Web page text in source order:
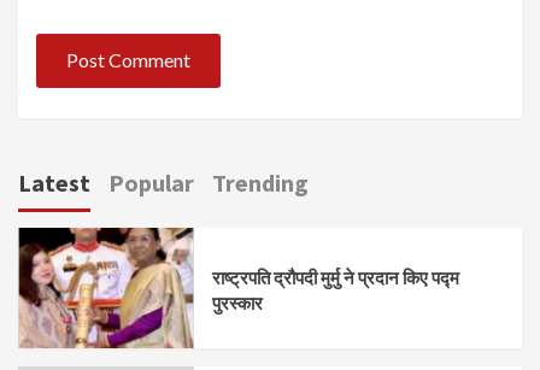
Latest Popular Trending
राष्ट्रपति द्रौपदी मुर्मु ने प्रदान किए पद्म
पुरस्कार